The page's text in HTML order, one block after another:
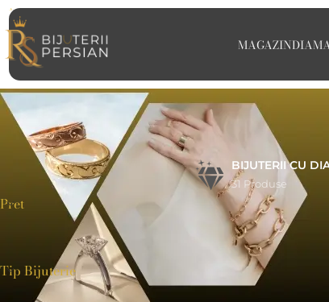
MAGAZIN
BIJUTERII CU
31 Produse
Pret
Tip Bijuterie
Bijuteriile
diamante
logodnă,
ocazii